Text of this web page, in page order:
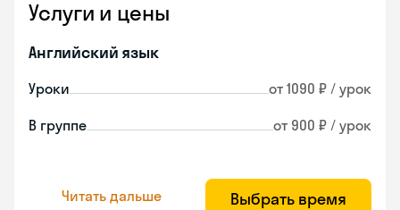
Услуги и цены
Английский язык
Уроки от 1090 ₽ / урок
В группе от 900 ₽ / урок
Читать дальше Выбрать время